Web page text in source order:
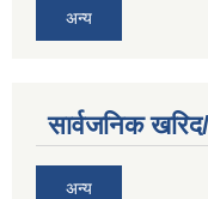
अन्य
सार्वजनिक
अन्य